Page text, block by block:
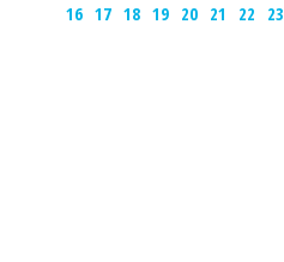
16 17 18 19 20 21 22 23